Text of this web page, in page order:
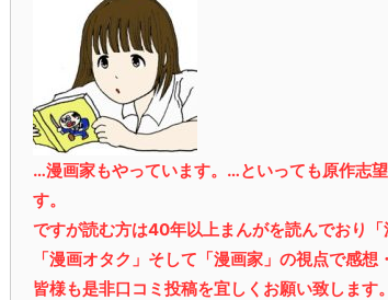
…漫画家もやっています。…といっても原作志
す。
ですが読む方は40年以上まんがを読んでおり「
「漫画オタク」そして「漫画家」の視点で感想
皆様も是非口コミ投稿を宜しくお願い致します。